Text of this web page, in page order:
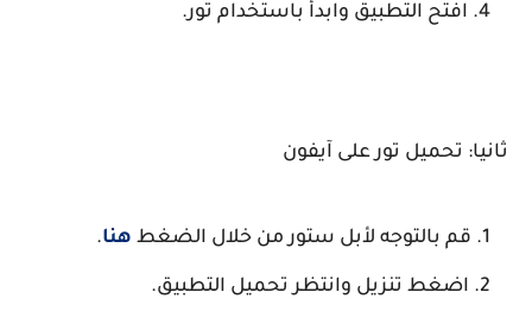
افتح التطبيق وابدأ باستخدام تور.
ثانيا: تحميل تور على آيفون
قم بالتوجه لأبل ستور من خلال الضغط هنا.
اضغط تنزيل وانتظر تحميل التطبيق.